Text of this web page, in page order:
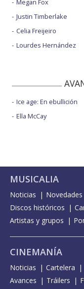
Megan Fox
Justin Timberlake
Celia Freijeiro
Lourdes Hernández
Ice age: En ebullición
Ella McCay
MUSICALIA
Noticias Novedades
Discos históricos
Artistas y grupos
CINEMANÍA
Noticias Cartelera
Avances
Tráilers